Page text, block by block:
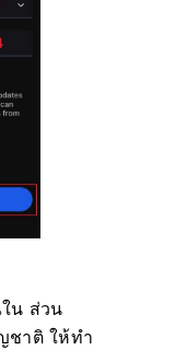
น ส่วน
าติ ให้ทำ